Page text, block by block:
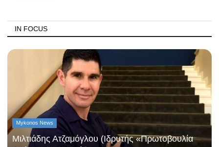
IN FOCUS
Mykonos News
Μιλτιάδης Ατζαμόγλου (Ιδρυτής «Πρωτοβουλία